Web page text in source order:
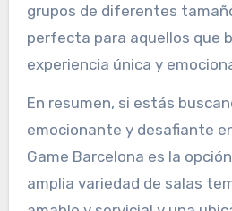
grupos de diferentes
perfecta para aquellos que
experiencia única y
En resumen, si estás
emocionante y desafiante
Game Barcelona es la
amplia variedad de salas